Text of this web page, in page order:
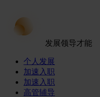
发展领导才能
个人发展
加速入职
加速入职
高管辅导